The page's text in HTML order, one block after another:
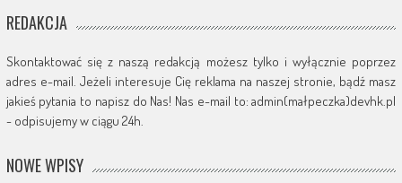
REDAKCJA
Skontaktować się z naszą redakcją możesz tylko i wyłącznie poprzez
adres e-mail. Jeżeli interesuje Cię reklama na naszej stronie, bądź masz
jakieś pytania to napisz do Nas! Nas e-mail to: admin(małpeczka)devhk.pl
- odpisujemy w ciągu 24h.
NOWE WPISY